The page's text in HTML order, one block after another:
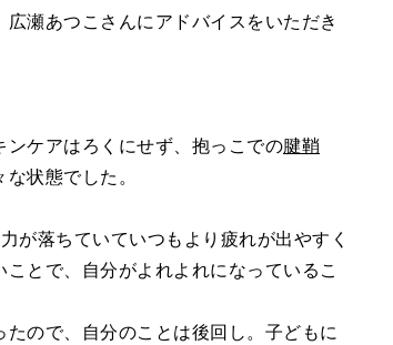
瀬あつこさんにアドバイスをいただき
ンケアはろくにせず、抱っこでの腱鞘
状態でした。
が落ちていていつもより疲れが出やすく
とで、自分がよれよれになっているこ
ので、自分のことは後回し。子どもに